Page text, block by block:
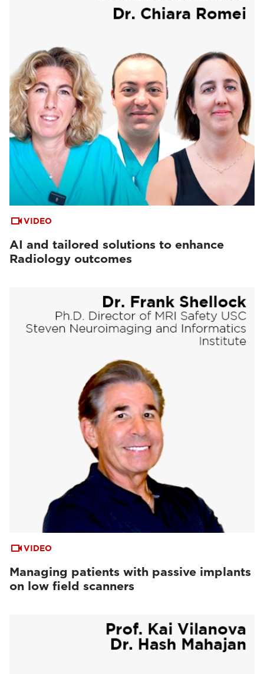
VIDEO
AI and tailored solutions to enhance
Radiology outcomes
VIDEO
Managing patients with passive implants
on low field scanners